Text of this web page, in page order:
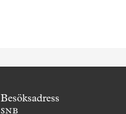
Besöksadress
snb